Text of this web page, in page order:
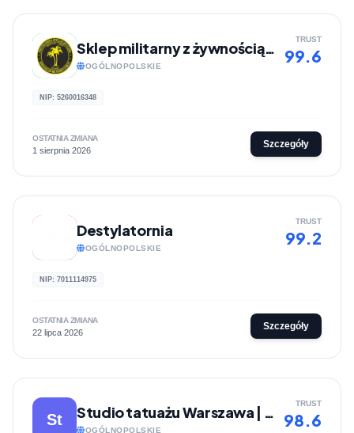
Sklep militarny z żywnością, akcesoriami do samoobrony | Sklep-militarny.com.pl
OGÓLNOPOLSKIE
TRUST
99.6
NIP: 5260016348
OSTATNIA ZMIANA
1 sierpnia 2026
Szczegóły
Destylatornia
OGÓLNOPOLSKIE
TRUST
99.2
NIP: 7011114975
OSTATNIA ZMIANA
22 lipca 2026
Szczegóły
St Studio tatuażu Warszawa | Lunatyk Studio
OGÓLNOPOLSKIE
TRUST
98.6